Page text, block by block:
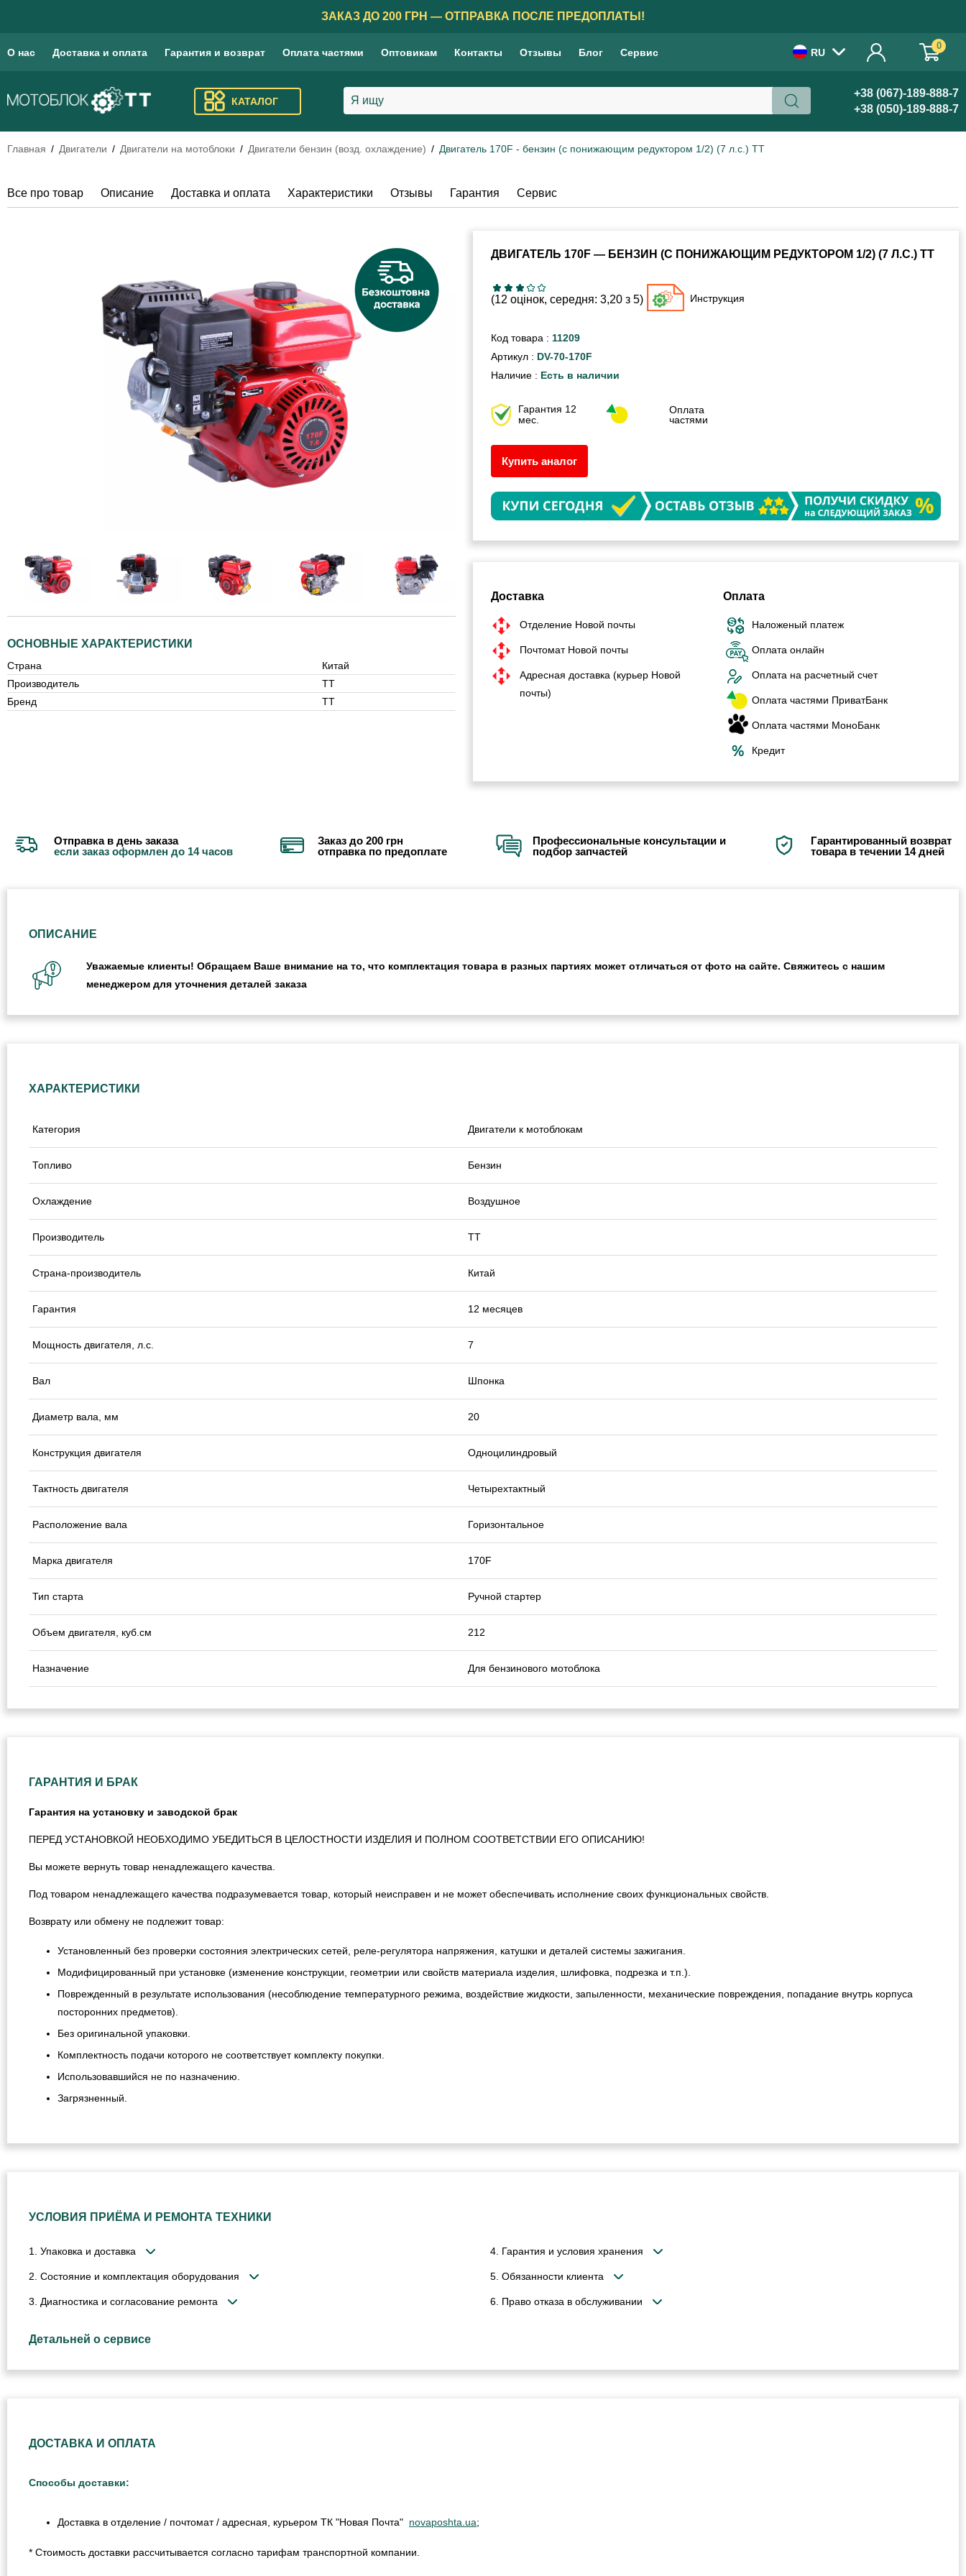
ЗАКАЗ ДО 200 ГРН — ОТПРАВКА ПОСЛЕ ПРЕДОПЛАТЫ!
О нас Доставка и оплата Гарантия и возврат Оплата частями Оптовикам Контакты Отзывы Блог Сервис RU
0
КАТАЛОГ
+38 (067)-189-888-7
+38 (050)-189-888-7
Главная Двигатели Двигатели на мотоблоки Двигатели бензин (возд. охлаждение) Двигатель 170F - бензин (с понижающим редуктором 1/2) (7 л.с.) ТТ
Все про товар Описание Доставка и оплата Характеристики Отзывы Гарантия Сервис
ОСНОВНЫЕ ХАРАКТЕРИСТИКИ
Страна
Китай
Производитель
ТТ
Бренд
ТТ
ДВИГАТЕЛЬ 170F — БЕНЗИН (С ПОНИЖАЮЩИМ РЕДУКТОРОМ 1/2) (7 Л.С.) ТТ
(12 оцінок, середня: 3,20 з 5) Инструкция
Код товара : 11209
Артикул : DV-70-170F
Наличие : Есть в наличии
Гарантия 12
мес.
Оплата
частями
Купить аналог
Доставка
Отделение Новой почты
Почтомат Новой почты
Адресная доставка (курьер Новой
почты)
Оплата
Наложеный платеж
Оплата онлайн
Оплата на расчетный счет
Оплата частями ПриватБанк
Оплата частями МоноБанк
Кредит
Отправка в день заказа
если заказ оформлен до 14 часов
Заказ до 200 грн
отправка по предоплате
Профессиональные консультации и
подбор запчастей
Гарантированный возврат
товара в течении 14 дней
ОПИСАНИЕ
Уважаемые клиенты! Обращаем Ваше внимание на то, что комплектация товара в разных партиях может отличаться от фото на сайте. Свяжитесь с нашим
менеджером для уточнения деталей заказа
ХАРАКТЕРИСТИКИ
Категория Двигатели к мотоблокам
Топливо Бензин
Охлаждение Воздушное
Производитель TT
Страна-производитель Китай
Гарантия 12 месяцев
Мощность двигателя, л.с. 7
Вал Шпонка
Диаметр вала, мм 20
Конструкция двигателя Одноцилиндровый
Тактность двигателя Четырехтактный
Расположение вала Горизонтальное
Марка двигателя 170F
Тип старта Ручной стартер
Объем двигателя, куб.см 212
Назначение Для бензинового мотоблока
ГАРАНТИЯ И БРАК
Гарантия на установку и заводской брак
ПЕРЕД УСТАНОВКОЙ НЕОБХОДИМО УБЕДИТЬСЯ В ЦЕЛОСТНОСТИ ИЗДЕЛИЯ И ПОЛНОМ СООТВЕТСТВИИ ЕГО ОПИСАНИЮ!
Вы можете вернуть товар ненадлежащего качества.
Под товаром ненадлежащего качества подразумевается товар, который неисправен и не может обеспечивать исполнение своих функциональных свойств.
Возврату или обмену не подлежит товар:
Установленный без проверки состояния электрических сетей, реле-регулятора напряжения, катушки и деталей системы зажигания.
Модифицированный при установке (изменение конструкции, геометрии или свойств материала изделия, шлифовка, подрезка и т.п.).
Поврежденный в результате использования (несоблюдение температурного режима, воздействие жидкости, запыленности, механические повреждения, попадание внутрь корпуса
посторонних предметов).
Без оригинальной упаковки.
Комплектность подачи которого не соответствует комплекту покупки.
Использовавшийся не по назначению.
Загрязненный.
УСЛОВИЯ ПРИЁМА И РЕМОНТА ТЕХНИКИ
1. Упаковка и доставка
2. Состояние и комплектация оборудования
3. Диагностика и согласование ремонта
4. Гарантия и условия хранения
5. Обязанности клиента
6. Право отказа в обслуживании
Детальней о сервисе
ДОСТАВКА И ОПЛАТА
Способы доставки:
Доставка в отделение / почтомат / адресная, курьером ТК "Новая Почта" novaposhta.ua;
* Стоимость доставки рассчитывается согласно тарифам транспортной компании.